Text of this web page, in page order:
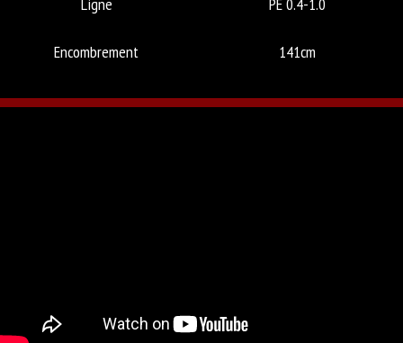
Ligne PE 0.4-1.0
Encombrement 141cm